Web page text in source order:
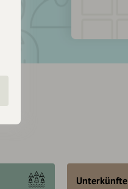
Unterkünfte